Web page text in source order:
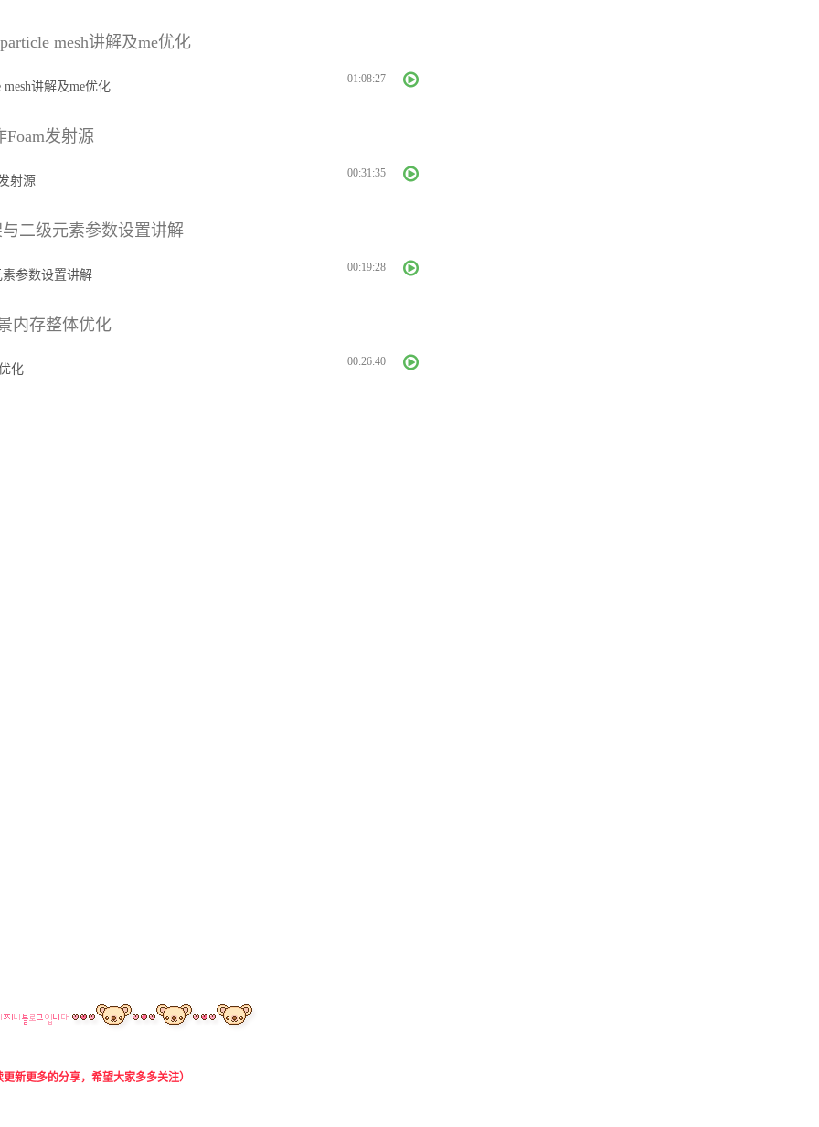
mesh讲解及me优化
讲解及me优化
01:08:27
发射源
射源
00:31:35
二级元素参数设置讲解
参数设置讲解
00:19:28
内存整体优化
化
00:26:40
更新更多的分享，希望大家多多关注）